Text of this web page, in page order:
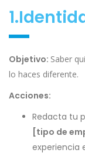
Objetivo: Saber
lo haces diferente.
Acciones:
Redacta tu
[tipo de
experiencia